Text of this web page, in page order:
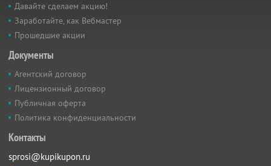
Давайте сделаем акцию!
Заработайте, как Вебмастер
Прошедшие акции
Документы
Агентский договор
Лицензионный договор
Публичная оферта
Политика конфиденциальности
Контакты
sprosi@kupikupon.ru